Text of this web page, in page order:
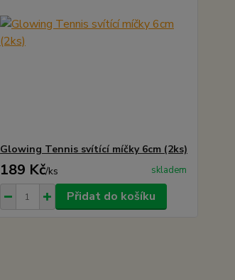
Glowing Tennis svítící míčky 6cm (2ks)
189 Kč/ks skladem
Přidat do košíku